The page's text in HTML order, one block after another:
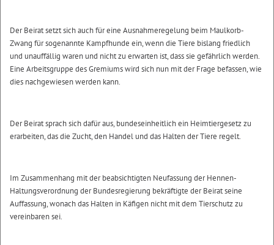
Der Beirat setzt sich auch für eine Ausnahmeregelung beim Maulkorb-
Zwang für sogenannte Kampfhunde ein, wenn die Tiere bislang friedlich
und unauffällig waren und nicht zu erwarten ist, dass sie gefährlich werden.
Eine Arbeitsgruppe des Gremiums wird sich nun mit der Frage befassen, wie
dies nachgewiesen werden kann.
Der Beirat sprach sich dafür aus, bundeseinheitlich ein Heimtiergesetz zu
erarbeiten, das die Zucht, den Handel und das Halten der Tiere regelt.
Im Zusammenhang mit der beabsichtigten Neufassung der Hennen-
Haltungsverordnung der Bundesregierung bekräftigte der Beirat seine
Auffassung, wonach das Halten in Käfigen nicht mit dem Tierschutz zu
vereinbaren sei.